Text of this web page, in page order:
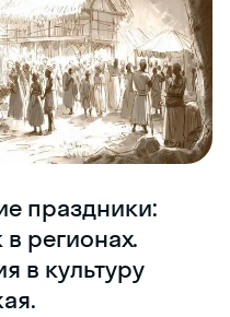
праздники:
регионах.
в культуру